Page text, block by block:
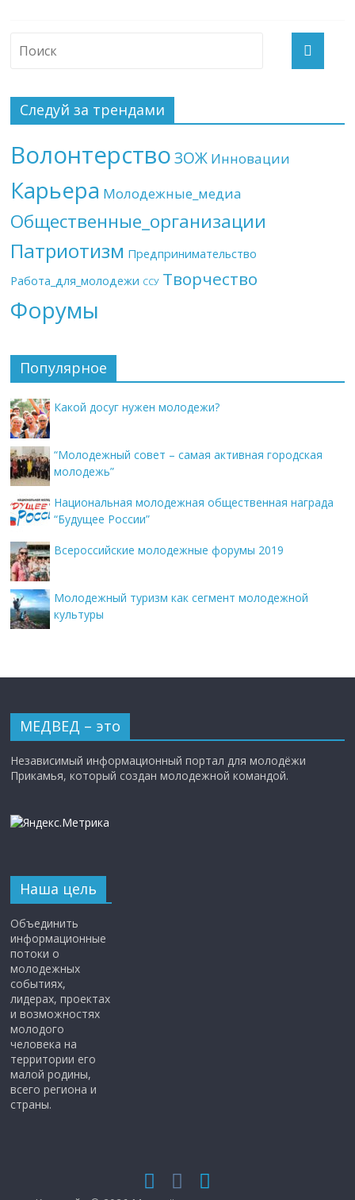
Следуй за трендами
Волонтерство ЗОЖ Инновации
Карьера Молодежные_медиа
Общественные_организации
Патриотизм Предпринимательство
Работа_для_молодежи ССУ Творчество
Форумы
Популярное
Какой досуг нужен молодежи?
“Молодежный совет – самая активная городская
молодежь”
Национальная молодежная общественная награда
“Будущее России”
Всероссийские молодежные форумы 2019
Молодежный туризм как сегмент молодежной
культуры
МЕДВЕД – это
Независимый информационный портал для молодёжи
Прикамья, который создан молодежной командой.
Наша цель
Объединить
информационные
потоки о
молодежных
событиях,
лидерах, проектах
и возможностях
молодого
человека на
территории его
малой родины,
всего региона и
страны.